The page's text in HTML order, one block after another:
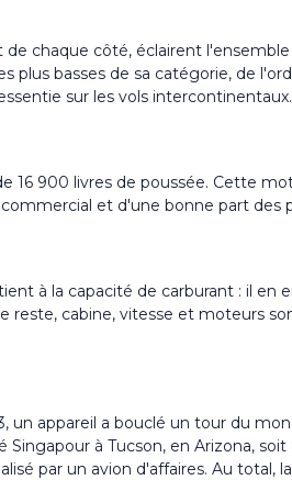
chaque côté, éclairent
basses de sa catégorie, de
sur les vols intercontinentaux.
16 900 livres de poussée. Cette
et d'une bonne part
à la capacité de carburant : il
cabine, vitesse et moteurs
un appareil a bouclé un tour du
Singapour à Tucson, en Arizona,
par un avion d'affaires. Au total,